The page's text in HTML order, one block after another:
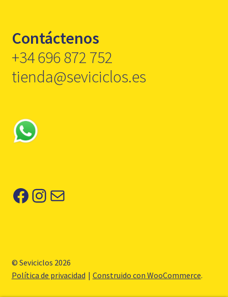
Contáctenos
+34 696 872 752
tienda@seviciclos.es
Facebook
Instagram
Correo electrónico
© Seviciclos 2026
Política de privacidad
Construido con WooCommerce.